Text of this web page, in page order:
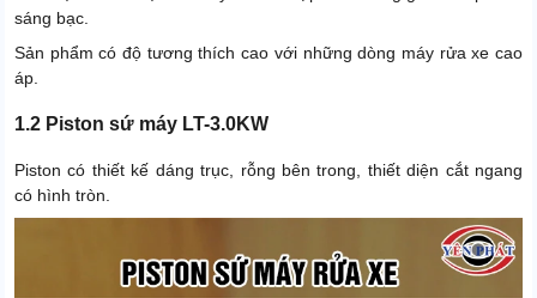
sáng bạc.
Sản phẩm có độ tương thích cao với những dòng máy rửa xe cao
áp.
1.2 Piston sứ máy LT-3.0KW
Piston có thiết kế dáng trục, rỗng bên trong, thiết diện cắt ngang
có hình tròn.